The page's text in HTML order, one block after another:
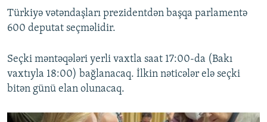
Türkiyə vətəndaşları prezidentdən başqa parlamentə
600 deputat seçməlidir.
Seçki məntəqələri yerli vaxtla saat 17:00-da (Bakı
vaxtıyla 18:00) bağlanacaq. İlkin nəticələr elə seçki
bitən günü elan olunacaq.